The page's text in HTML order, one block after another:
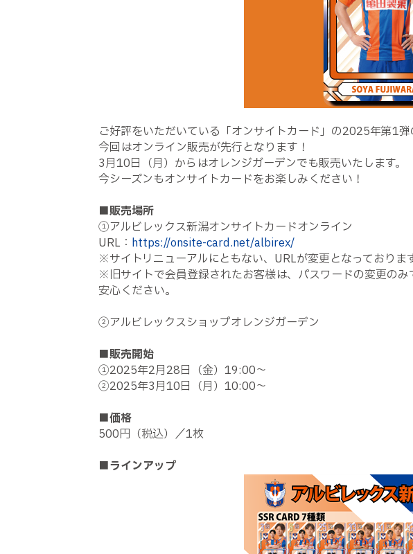
ご好評をいただいている「オンサイトカード」の2025年第1弾
今回はオンライン販売が先行となります！
3月10日（月）からはオレンジガーデンでも販売いたします。
今シーズンもオンサイトカードをお楽しみください！
■販売場所
①アルビレックス新潟オンサイトカードオンライン
URL： https://onsite-card.net/albirex/
※サイトリニューアルにともない、URLが変更となっております
※旧サイトで会員登録されたお客様は、パスワードの変更の
安心ください。
②アルビレックスショップオレンジガーデン
■販売開始
①2025年2月28日（金）19:00〜
②2025年3月10日（月）10:00～
■価格
500円（税込）／1枚
■ラインアップ